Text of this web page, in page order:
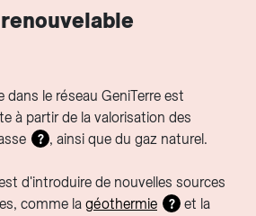
renouvelable
dans le réseau GeniTerre est
à partir de la valorisation des
? , ainsi que du gaz naturel.
d'introduire de nouvelles sources
comme la géothermie ?
et la